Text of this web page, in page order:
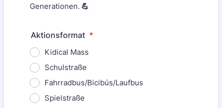
Generationen. 💪
Aktionsformat *
Kidical Mass
Schulstraße
Fahrradbus/Bicibús/Laufbus
Spielstraße